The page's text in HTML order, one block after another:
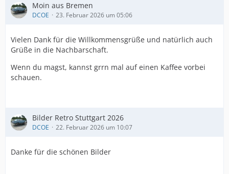
Moin aus Bremen
DCOE 23. Februar 2026 um 05:06
Vielen Dank für die Willkommensgrüße und natürlich auch
Grüße in die Nachbarschaft.
Wenn du magst, kannst grrn mal auf einen Kaffee vorbei
schauen.
Bilder Retro Stuttgart 2026
DCOE 22. Februar 2026 um 10:07
Danke für die schönen Bilder